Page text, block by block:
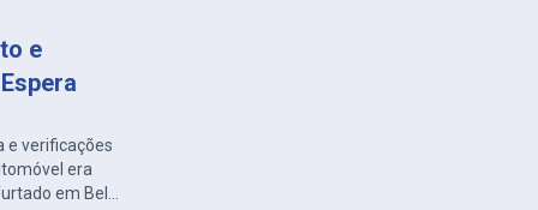
e
e verificações
era
em Belo